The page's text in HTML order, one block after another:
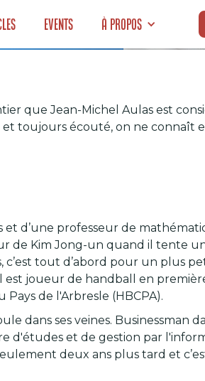
Events À propos
D’UNE
que Jean-Michel Aulas est
et toujours écouté, on ne connaît
et d’une professeur de
de Kim Jong-un quand il tente
c’est tout d’abord pour un plus
joueur de handball en
de l'Arbresle (HBCPA).
dans ses veines. Businessman
d'études et de gestion par
deux ans plus tard et